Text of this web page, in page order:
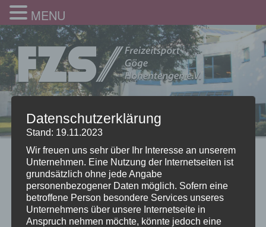
MENU
Datenschutzerklärung
Stand: 19.11.2023
Wir freuen uns sehr über Ihr Interesse an unserem
Unternehmen. Eine Nutzung der Internetseiten ist
grundsätzlich ohne jede Angabe
personenbezogener Daten möglich. Sofern eine
betroffene Person besondere Services unseres
Unternehmens über unsere Internetseite in
Anspruch nehmen möchte, könnte jedoch eine